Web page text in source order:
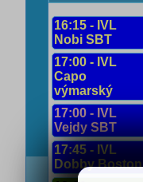
16:15 - IVL
Nobi SBT
17:00 - IVL
Capo
výmarský
17:00 - IVL
Vejdy SBT
17:45 - IVL
Dobby Boston